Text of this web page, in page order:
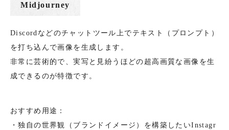
Midjourney
Discordなどのチャットツール上でテキスト（プロンプト）
を打ち込んで画像を生成します。
非常に芸術的で、実写と見紛うほどの超高画質な画像を生
成できるのが特徴です。
おすすめ用途：
・独自の世界観（ブランドイメージ）を構築したいInstagr